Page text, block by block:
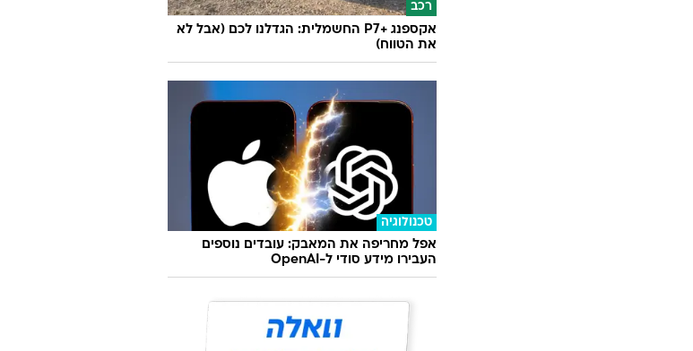
רכב
אקספנג +P7 החשמלית: הגדלנו לכם (אבל לא
את הטווח)
טכנולוגיה
אפל מחריפה את המאבק: עובדים נוספים
העבירו מידע סודי ל-OpenAI